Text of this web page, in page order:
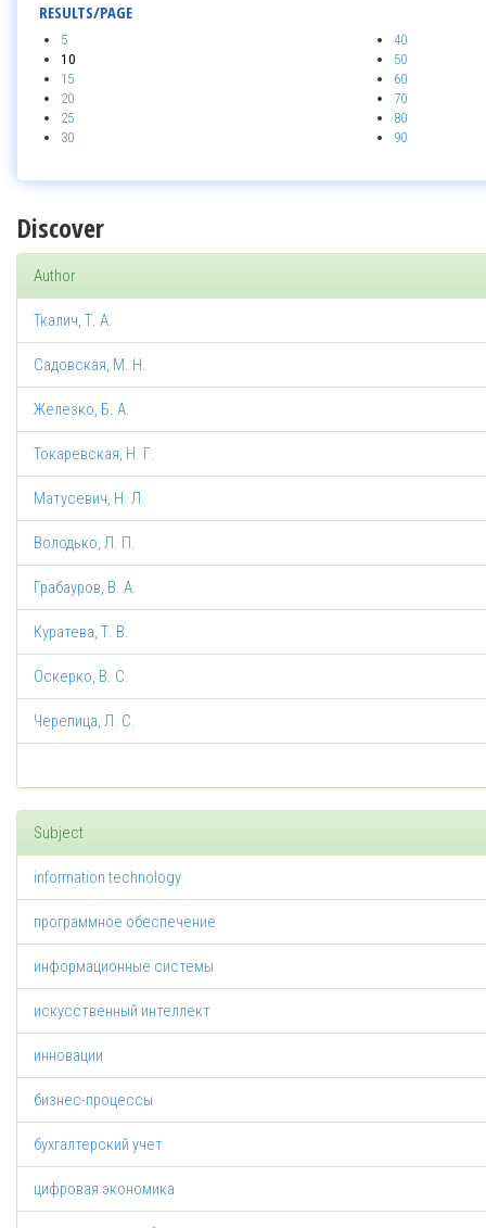
RESULTS/PAGE
5
10
15
20
25
30
40
50
60
70
80
90
Discover
Author
Ткалич, Т. А.
Садовская, М. Н.
Железко, Б. А.
Токаревская, Н. Г.
Матусевич, Н. Л.
Володько, Л. П.
Грабауров, В. А.
Куратева, Т. В.
Оскерко, В. С.
Черепица, Л. С.
Subject
information technology
программное обеспечение
информационные системы
искусственный интеллект
инновации
бизнес-процессы
бухгалтерский учет
цифровая экономика